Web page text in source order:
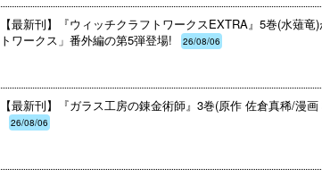
【最新刊】『ウィッチクラフトワークスEXTRA』5巻(水薙
トワークス」番外編の第5弾登場!
26/08/06
【最新刊】『ガラス工房の錬金術師』3巻(原作 佐倉真稀/漫
26/08/06